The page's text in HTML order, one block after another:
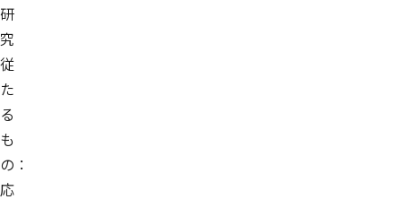
研
究
従
た
る
も
の：
応